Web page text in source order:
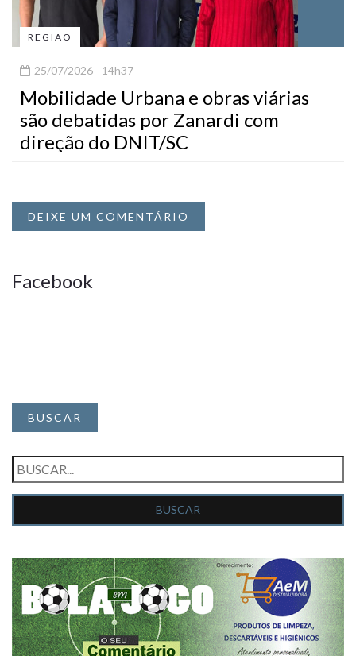
REGIÃO
25/07/2026 - 14h37
Mobilidade Urbana e obras viárias
são debatidas por Zanardi com
direção do DNIT/SC
DEIXE UM COMENTÁRIO
Facebook
BUSCAR